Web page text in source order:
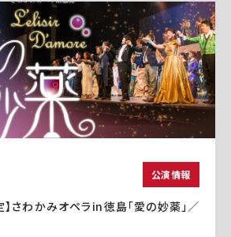
公演情報
】さわかみオペラin徳島「愛の妙薬」／